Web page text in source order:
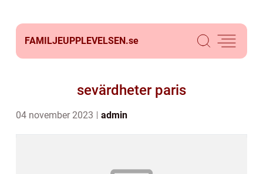
FAMILJEUPPLEVELSEN.se
sevärdheter paris
04 november 2023 admin